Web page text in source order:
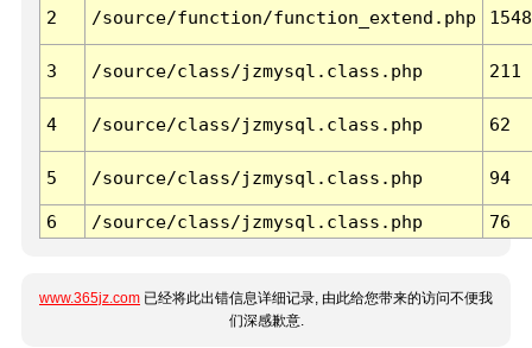
2 /source/function/function_extend.php 1548
3 /source/class/jzmysql.class.php 211
4 /source/class/jzmysql.class.php 62
5 /source/class/jzmysql.class.php 94
6 /source/class/jzmysql.class.php 76
www.365jz.com 已经将此出错信息详细记录, 由此给您带来的访问不便我
们深感歉意.